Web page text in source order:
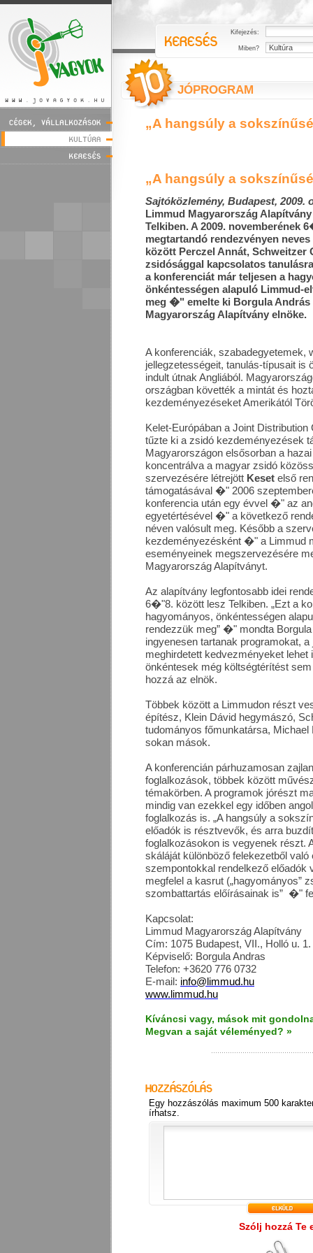
Kifejezés:
Miben?
JÓPROGRAM
„A hangsúly a
„A hangsúly a
Sajtóközlemény, Budapest, 2009.
Limmud Magyarország
Telkiben. A 2009. novemberének
megtartandó rendezvényen
között Perczel Annát, Schweitzer
zsidósággal kapcsolatos
a konferenciát már teljesen a
önkéntességen alapuló Limmud-
meg �" emelte ki Borgula András
Magyarország Alapítvány elnöke.
A konferenciák, szabadegyetemek,
jellegzetességeit, tanulás-típusait is
indult útnak Angliából.
országban követték a mintát és
kezdeményezéseket Amerikától
Kelet-Európában a Joint
tűzte ki a zsidó kezdeményezések
Magyarországon elsősorban a
koncentrálva a magyar zsidó
szervezésére létrejött Keset első
támogatásával �" 2006
konferencia után egy évvel �" az
egyetértésével �" a következő
néven valósult meg. Később a
kezdeményezésként �" a Limmud
eseményeinek megszervezésére
Magyarország Alapítványt.
Az alapítvány legfontosabb idei
6�"8. között lesz Telkiben. „Ezt a
hagyományos, önkéntességen
rendezzük meg” �" mondta
ingyenesen tartanak programokat,
meghirdetett kedvezményeket lehet
önkéntesek még költségtérítést
hozzá az elnök.
Többek között a Limmudon részt
építész, Klein Dávid hegymászó,
tudományos főmunkatársa, Michael
sokan mások.
A konferencián párhuzamosan
foglalkozások, többek között
témakörben. A programok jórészt
mindig van ezekkel egy időben
foglalkozás is. „A hangsúly a
előadók is résztvevők, és arra
foglalkozásokon is vegyenek részt.
skáláját különböző felekezetből való
szempontokkal rendelkező előadók
megfelel a kasrut („hagyományos”
szombattartás előírásainak is” �"
Kapcsolat:
Limmud Magyarország Alapítvány
Cím: 1075 Budapest, VII., Holló u. 1.
Képviselő: Borgula Andras
Telefon: +3620 776 0732
E-mail: info@limmud.hu
www.limmud.hu
Kíváncsi vagy, mások mit
Megvan a saját véleményed? »
Egy hozzászólás maximum 500
írhatsz.
Szólj hozzá Te